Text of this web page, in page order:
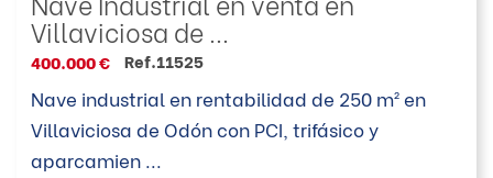
Villaviciosa de ...
Ref.11525
400.000 €
Nave industrial en rentabilidad de 250 m² en
Villaviciosa de Odón con PCI, trifásico y
aparcamien ...